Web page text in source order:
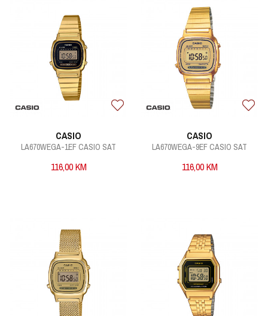
CASIO
LA670WEGA-1EF CASIO SAT
116,00KM
CASIO
LA670WEGA-9EF CASIO SAT
116,00KM